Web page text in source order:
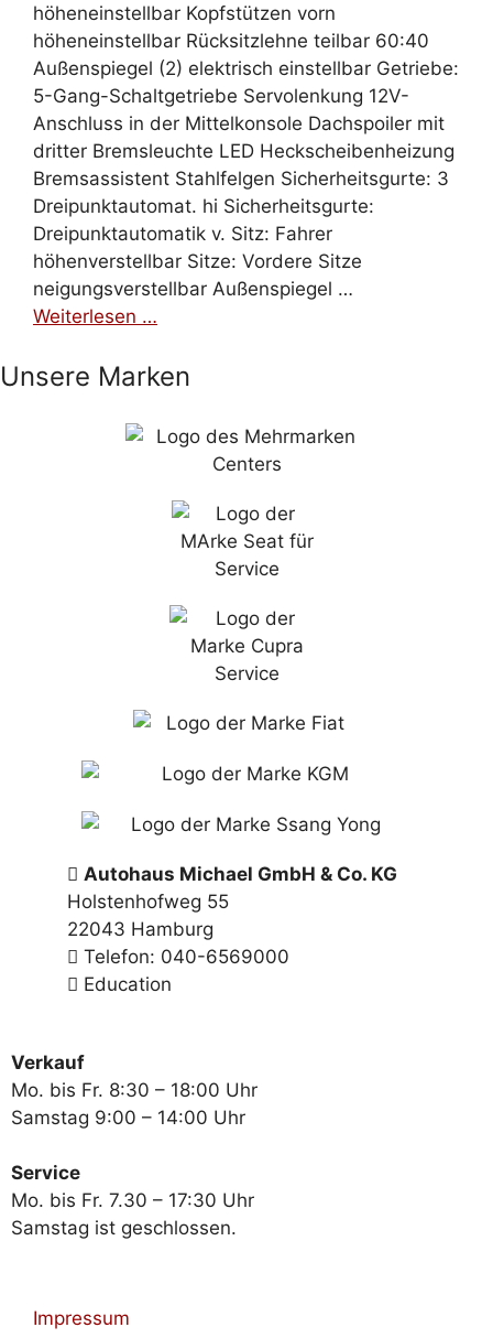
höheneinstellbar Kopfstützen vorn
höheneinstellbar Rücksitzlehne teilbar 60:40
Außenspiegel (2) elektrisch einstellbar Getriebe:
5-Gang-Schaltgetriebe Servolenkung 12V-
Anschluss in der Mittelkonsole Dachspoiler mit
dritter Bremsleuchte LED Heckscheibenheizung
Bremsassistent Stahlfelgen Sicherheitsgurte: 3
Dreipunktautomat. hi Sicherheitsgurte:
Dreipunktautomatik v. Sitz: Fahrer
höhenverstellbar Sitze: Vordere Sitze
neigungsverstellbar Außenspiegel …
Weiterlesen …
Unsere Marken
Autohaus Michael GmbH & Co. KG
Holstenhofweg 55
22043 Hamburg
Telefon: 040-6569000
Education
Verkauf
Mo. bis Fr. 8:30 – 18:00 Uhr
Samstag 9:00 – 14:00 Uhr
Service
Mo. bis Fr. 7.30 – 17:30 Uhr
Samstag ist geschlossen.
Impressum